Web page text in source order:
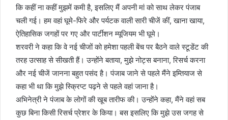
कि कहीं ना कहीं मुझमें कमी है, इसलिए मैं अपनी मां को साथ लेकर पंजाब
चली गई। हम वहां घूमे-फिरे और पर्यटक वाली सारी चीजें कीं, खाना खाया,
ऐतिहासिक जगहों पर गए और पार्टीशन म्यूजियम भी घूमे।
शरवरी ने कहा कि वे नई चीजों को हमेशा पहली बेंच पर बैठने वाले स्टूडेंट की
तरह उत्साह से सीखती हैं। उन्होंने बताया, मुझे नोट्स बनाना, रिसर्च करना
और नई चीजें जानना बहुत पसंद है। पंजाब जाने से पहले मैंने इम्तियाज से
कहा भी था कि मुझे स्क्रिप्ट पढ़ने से पहले वहां जाना है।
अभिनेत्री ने पंजाब के लोगों की खूब तारीफ की। उन्होंने कहा, मैंने वहां सब
कुछ बिना किसी रिसर्च प्रेशर के किया। बस इसलिए कि मुझे उस जगह से